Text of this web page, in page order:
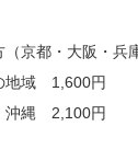
（京都・大阪・
1,600円
2,100円